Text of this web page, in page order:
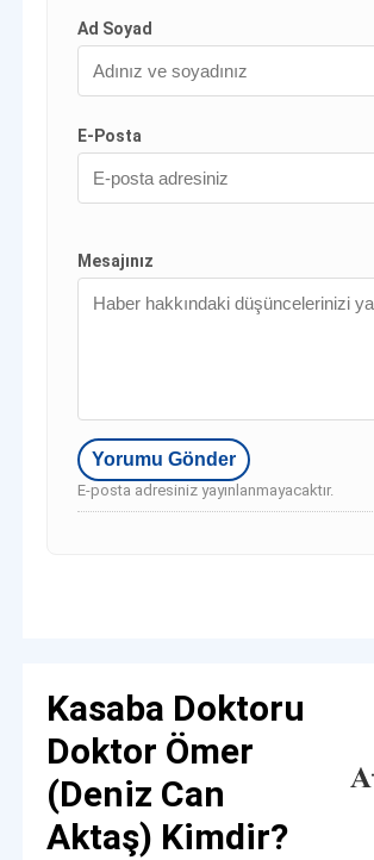
Ad Soyad
E-Posta
Mesajınız
E-posta adresiniz yayınlanmayacaktır.
Kasaba Doktoru
Doktor Ömer
(Deniz Can
Aktaş) Kimdir?